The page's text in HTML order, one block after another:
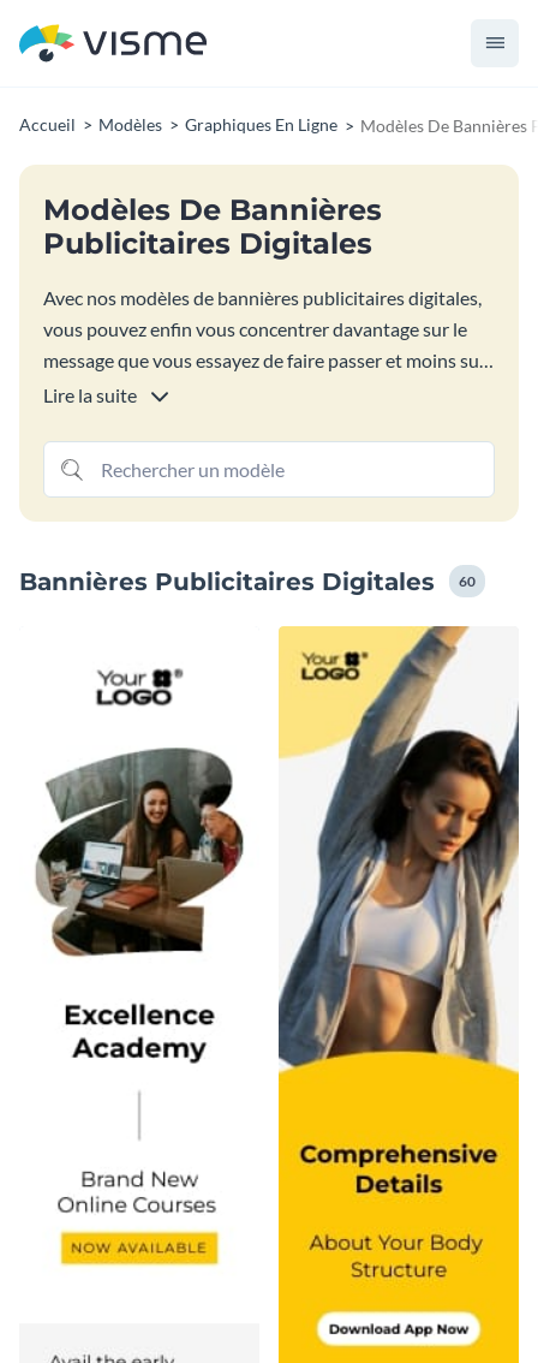
Accueil Modèles Graphiques En Ligne Modèles De
Modèles De Bannières
Publicitaires Digitales
Avec nos modèles de bannières publicitaires digitales,
vous pouvez enfin vous concentrer davantage sur le
message que vous essayez de faire passer et moins sur
la forme que prend ce message ! Ces modèles de
de faire bon usage de chaque dernière once de biens
immobiliers disponibles sur votre page.
Lire la suite
Bannières Publicitaires Digitales 60